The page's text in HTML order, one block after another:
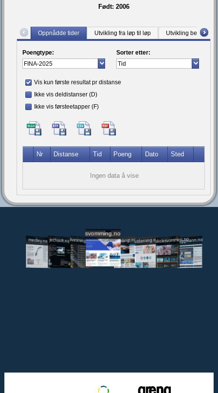
Født: 2006
Oppnådde tider Utvikling fra løp til løp Utvikling bestetid
Poengtype: Sorter etter:
Vis kun første resultat pr distanse
Ikke vis deldistanser (D)
Ikke vis førsteetapper (F)
Nr Distanse Tid Poeng Dato Sted
Ingen data å vise
medley.no jechsoft.nolivetiming.medley.no
svomming.no
svomlangt.noutdanning.svomming.no
skolesvommen.notryggivann.no